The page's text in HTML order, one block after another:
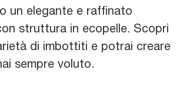
un elegante e raffinato
struttura in ecopelle. Scopri
di imbottiti e potrai creare
sempre voluto.